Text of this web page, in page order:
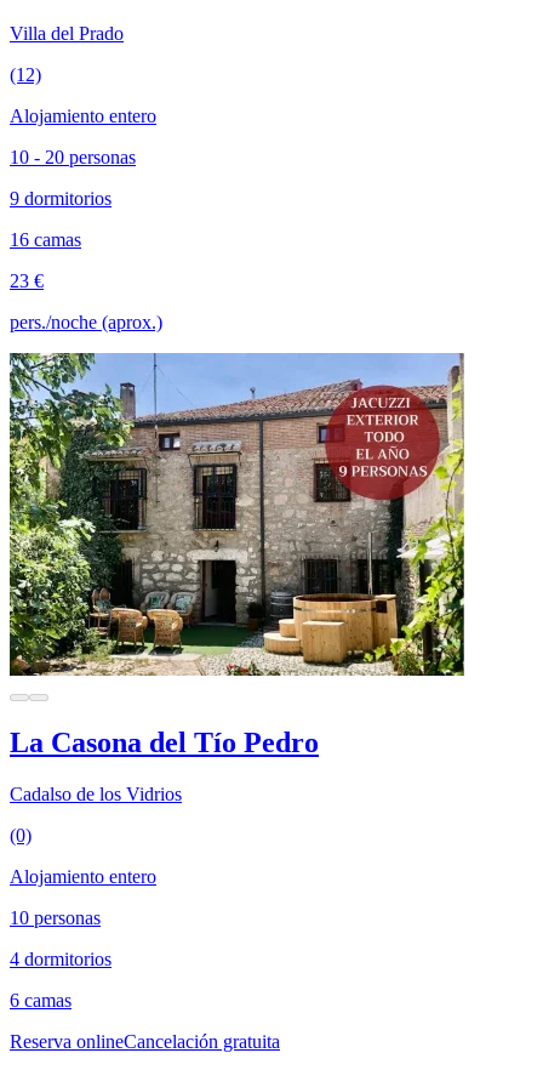
Villa del Prado
(12)
Alojamiento entero
10 - 20 personas
9 dormitorios
16 camas
23 €
pers./noche (aprox.)
La Casona del Tío Pedro
Cadalso de los Vidrios
(0)
Alojamiento entero
10 personas
4 dormitorios
6 camas
Reserva onlineCancelación gratuita